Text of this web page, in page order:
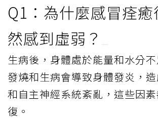
Q1：為什麼感冒痊
然感到虛弱？
生病後，身體處於能量和水分不
發燒和生病會導致身體發炎，
和自主神經系統紊亂，這些因
復。